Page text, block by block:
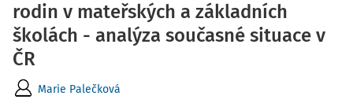
rodin v mateřských a základních
školách - analýza současné situace v
ČR
Marie Palečková